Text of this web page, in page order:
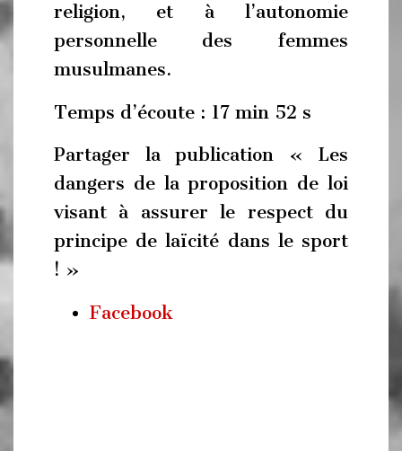
religion, et à l’autonomie
personnelle des femmes
musulmanes.
Temps d’écoute : 17 min 52 s
Partager la publication « Les
dangers de la proposition de loi
visant à assurer le respect du
principe de laïcité dans le sport
! »
Facebook